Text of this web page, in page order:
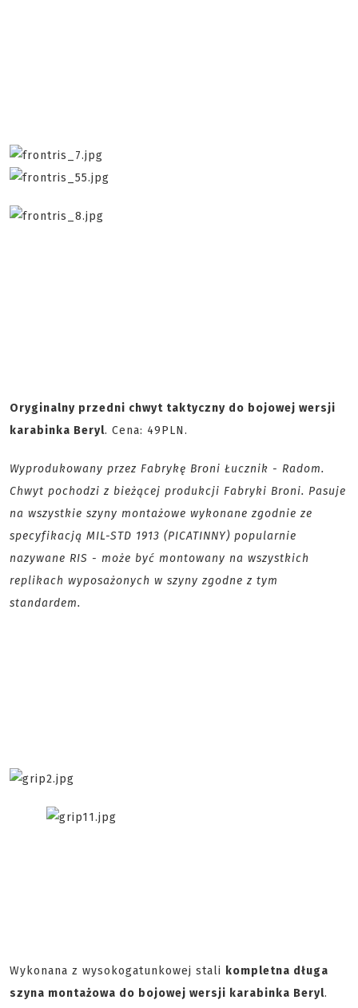
Oryginalny przedni chwyt taktyczny do bojowej wersji
karabinka Beryl. Cena: 49PLN.
Wyprodukowany przez Fabrykę Broni Łucznik - Radom.
Chwyt pochodzi z bieżącej produkcji Fabryki Broni. Pasuje
na wszystkie szyny montażowe wykonane zgodnie ze
specyfikacją MIL-STD 1913 (PICATINNY) popularnie
nazywane RIS - może być montowany na wszystkich
replikach wyposażonych w szyny zgodne z tym
standardem.
Wykonana z wysokogatunkowej stali kompletna długa
szyna montażowa do bojowej wersji karabinka Beryl.